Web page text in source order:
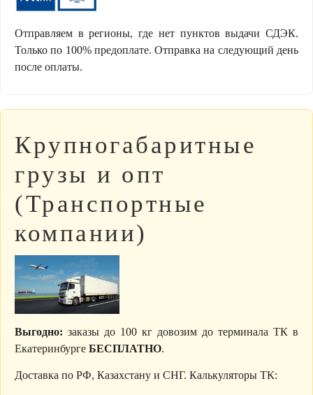
Отправляем в регионы, где нет пунктов выдачи СДЭК.
Только по 100% предоплате. Отправка на следующий день
после оплаты.
Крупногабаритные
грузы и опт
(Транспортные
компании)
Выгодно: заказы до 100 кг довозим до терминала ТК в
Екатеринбурге БЕСПЛАТНО.
Доставка по РФ, Казахстану и СНГ. Калькуляторы ТК: